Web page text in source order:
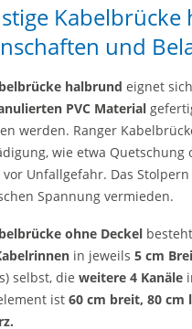
und
halbrund eignet
PVC Material
werden. Ranger
wie etwa
vor Unfallgefahr. Das
Spannung vermieden.
ohne Deckel
in jeweils 5 cm
selbst, die weitere 4 Kanäle
ist 60 cm breit, 80 cm